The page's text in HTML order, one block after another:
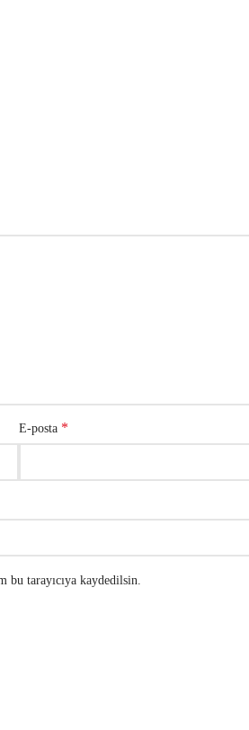
E-posta *
bu tarayıcıya kaydedilsin.